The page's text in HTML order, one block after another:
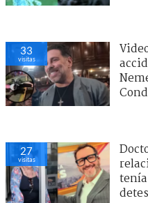
33
visitas
27
visitas